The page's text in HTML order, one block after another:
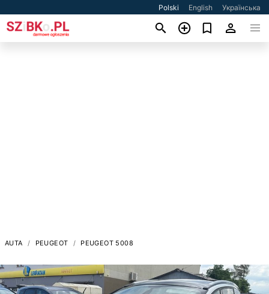
Polski English Українська
AUTA PEUGEOT PEUGEOT 5008